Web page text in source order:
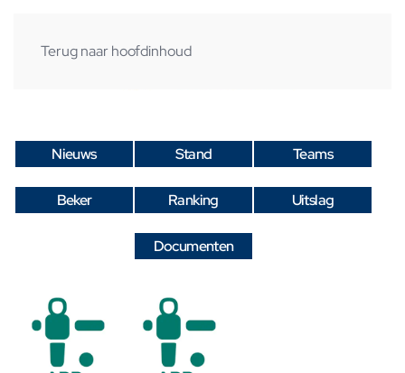
Terug naar hoofdinhoud
Nieuws Stand Teams
Beker Ranking Uitslag
Documenten